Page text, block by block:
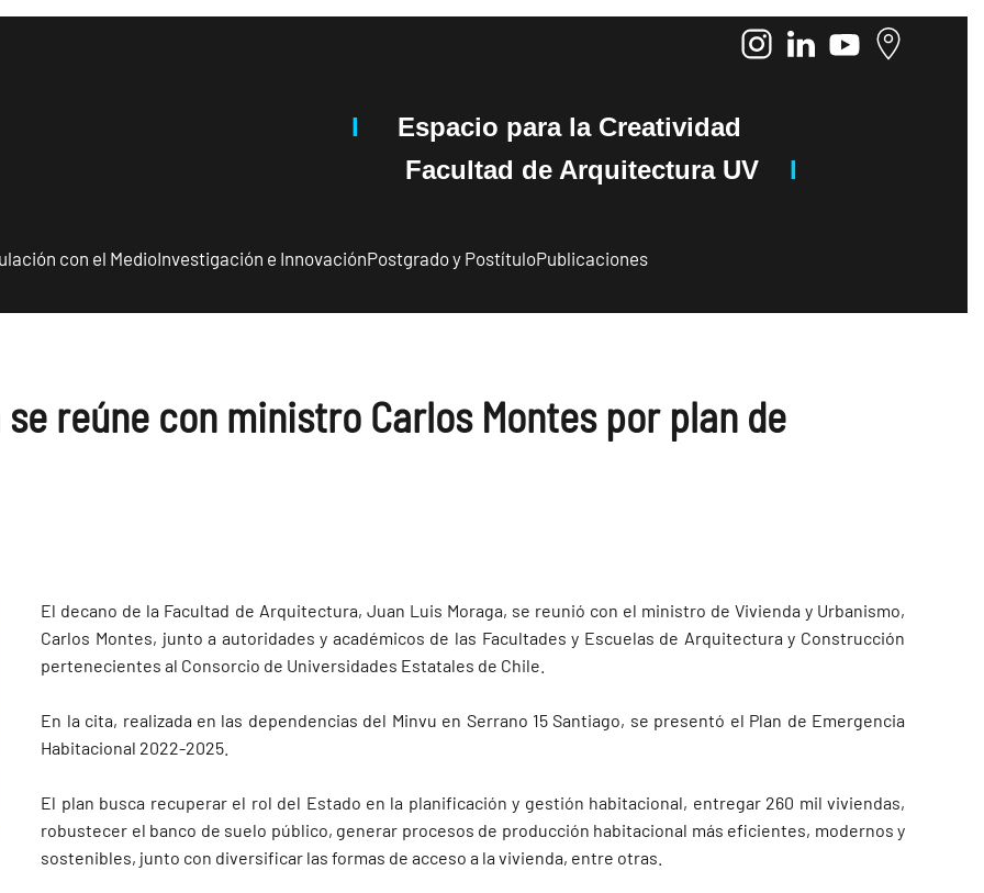
I Espacio para la Creatividad
Facultad de Arquitectura UV
I
con el MedioInvestigación e InnovaciónPostgrado y PostítuloPublicaciones
reúne con ministro Carlos Montes por plan de
El decano de la Facultad de Arquitectura, Juan Luis Moraga, se reunió con el ministro de Vivienda y Urbanismo,
Carlos Montes, junto a autoridades y académicos de las Facultades y Escuelas de Arquitectura y Construcción
pertenecientes al Consorcio de Universidades Estatales de Chile.
En la cita, realizada en las dependencias del Minvu en Serrano 15 Santiago, se presentó el Plan de Emergencia
Habitacional 2022-2025.
El plan busca recuperar el rol del Estado en la planificación y gestión habitacional, entregar 260 mil viviendas,
robustecer el banco de suelo público, generar procesos de producción habitacional más eficientes, modernos y
sostenibles, junto con diversificar las formas de acceso a la vivienda, entre otras.